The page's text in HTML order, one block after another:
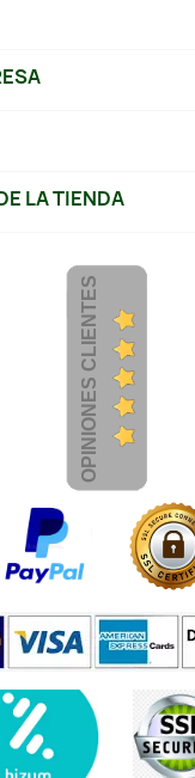
LA TIENDA
OPINIONES CLIENTES